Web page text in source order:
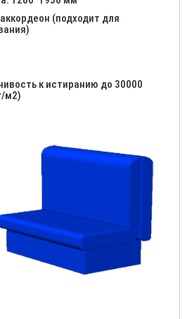
(подходит для
к истиранию до 30000
м2)